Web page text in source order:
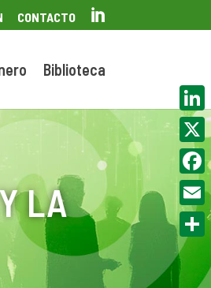
CONTACTO 
Biblioteca
LA
X
Email